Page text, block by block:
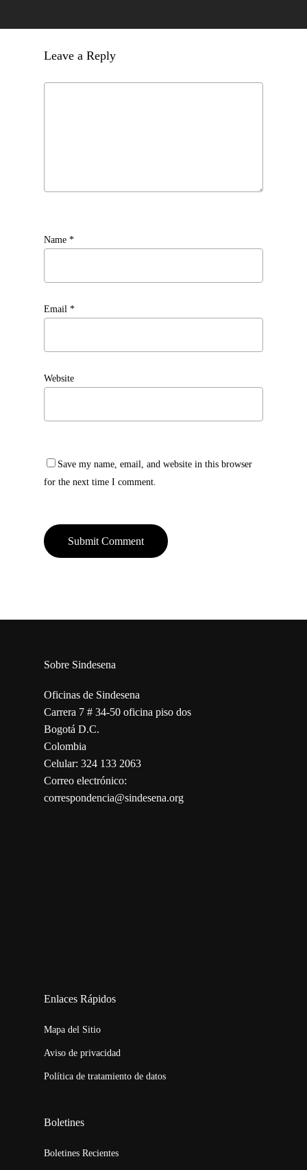
Leave a Reply
Name *
Email *
Website
Save my name, email, and website in this browser
for the next time I comment.
Sobre Sindesena
Oficinas de Sindesena
Carrera 7 # 34-50 oficina piso dos
Bogotá D.C.
Colombia
Celular: 324 133 2063
Correo electrónico:
correspondencia@sindesena.org
Enlaces Rápidos
Mapa del Sitio
Aviso de privacidad
Política de tratamiento de datos
Boletines
Boletines Recientes